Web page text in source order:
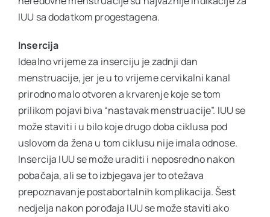
IUU sa dodatkom progestagena.
Insercija
Idealno vrijeme za inserciju je zadnji dan
menstruacije, jer je u to vrijeme cervikalni kanal
prirodno malo otvoren a krvarenje koje se tom
prilikom pojavi biva “nastavak menstruacije”. IUU se
može staviti i u bilo koje drugo doba ciklusa pod
uslovom da žena u tom ciklusu nije imala odnose.
Insercija IUU se može uraditi i neposredno nakon
pobačaja, ali se to izbjegava jer to otežava
prepoznavanje postabortalnih komplikacija. Šest
nedjelja nakon porođaja IUU se može staviti ako